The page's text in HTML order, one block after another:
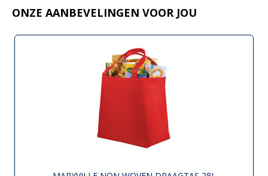
ONZE AANBEVELINGEN VOOR JOU